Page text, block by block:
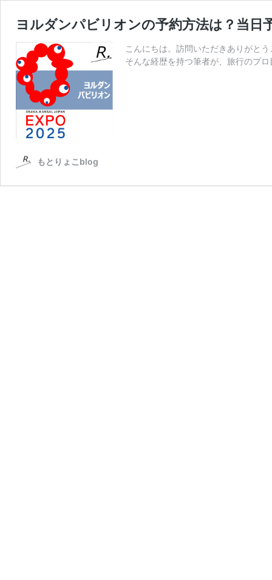
ヨルダンパビリオンの予約方法は？当日
こんにちは。訪問いただきありがと
そんな経歴を持つ筆者が、旅行のプ
もとりょこblog